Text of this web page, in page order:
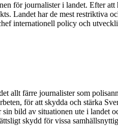
för journalister i landet. Efter
Landet har de mest restriktiva
internationell policy och
allt färre journalister som
för att skydda och stärka
bild av situationen ute i landet
skydd för vissa